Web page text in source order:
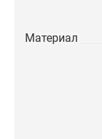
Материал